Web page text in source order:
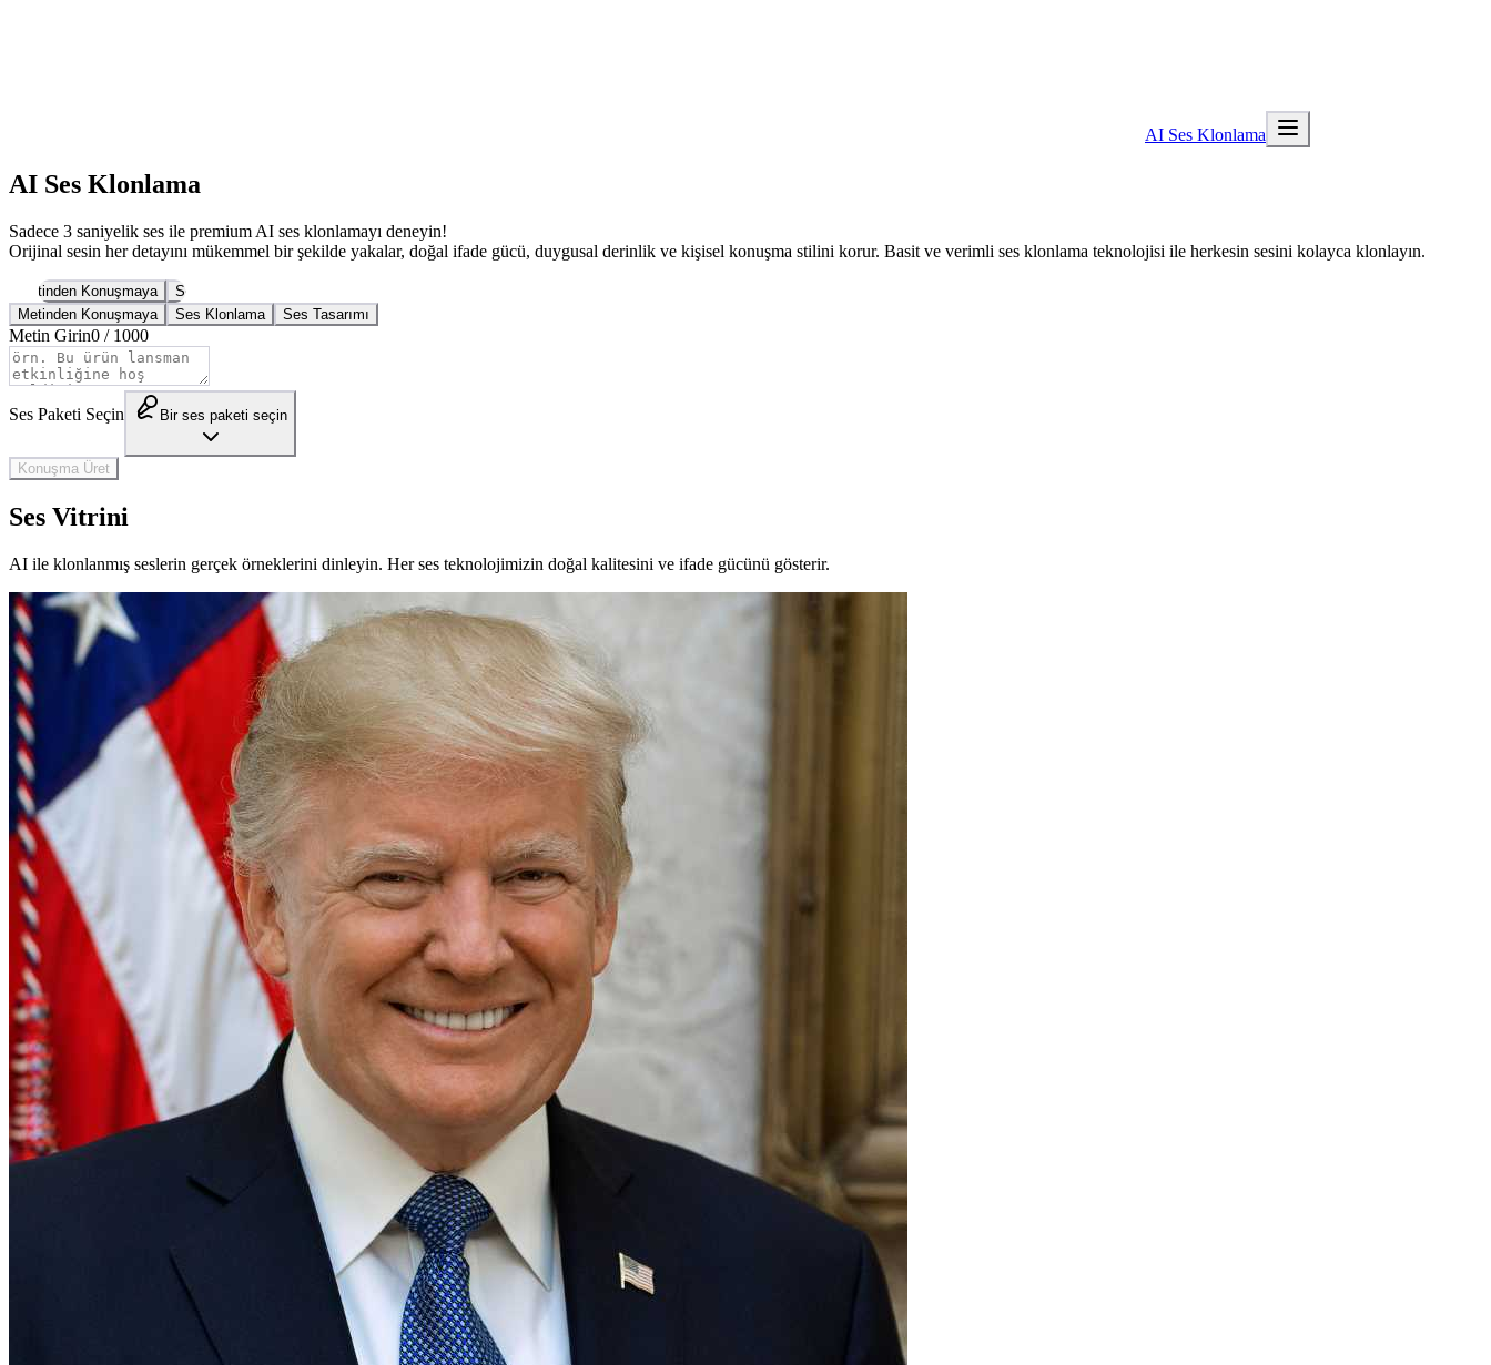
AI Ses Klonlama
AI Ses Klonlama
Sadece 3 saniyelik ses ile premium AI ses klonlamayı deneyin!
Orijinal sesin her detayını mükemmel bir şekilde yakalar, doğal ifade gücü, duygusal derinlik ve kişisel konuşma stilini korur. Basit ve verimli ses klonlama teknolojisi ile herkesin sesini kolayca klonlayın.
Metinden Konuşmaya Ses Klonlama
Metinden Konuşmaya
Ses Klonlama Ses Tasarımı
Metin Girin0 / 1000
Ses Paketi Seçin Bir ses paketi seçin
Konuşma Üret
Ses Vitrini
AI ile klonlanmış seslerin gerçek örneklerini dinleyin. Her ses teknolojimizin doğal kalitesini ve ifade gücünü gösterir.